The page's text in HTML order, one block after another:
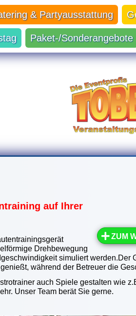
& Partyausstattung
Paket-/Sonderangebote
ZUM
auf Ihrer
Drehbewegung
simuliert werden.Der
während der Betreuer die
auch Spiele gestalten wie
Unser Team berät Sie gerne.